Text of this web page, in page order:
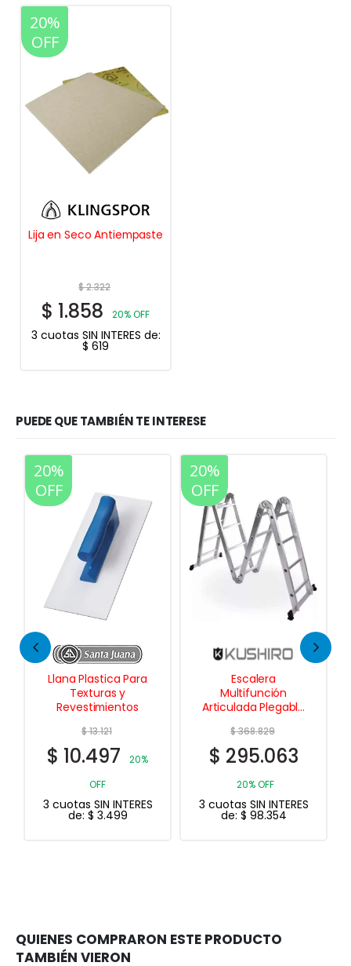
20%
OFF
Lija en Seco Antiempaste
$2.322
$ 1.858 20% OFF
3 cuotas SIN INTERES de:
$ 619
PUEDE QUE TAMBIÉN TE INTERESE
20%
OFF
Escalera
Multifunción
Articulada Plegable
368.829
$295.063
20% OFF
3 cuotas SIN INTERES
de: $98.354
20%
OFF
Mini Rodillo Antigota
Multiuso 11 cm.
$3.313
2.650 20% OFF
3 cuotas SIN INTERES
de:$883